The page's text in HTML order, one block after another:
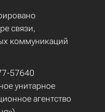
связи,
коммуникаций
57640
унитарное
агентство